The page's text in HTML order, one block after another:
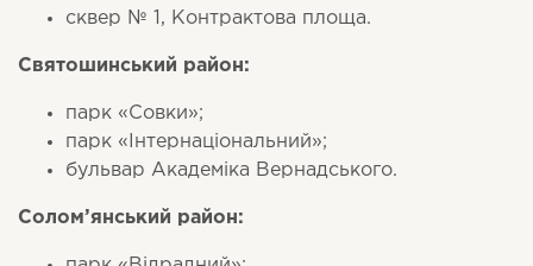
сквер № 1, Контрактова площа.
Святошинський район:
парк «Совки»;
парк «Інтернаціональний»;
бульвар Академіка Вернадського.
Солом’янський район: